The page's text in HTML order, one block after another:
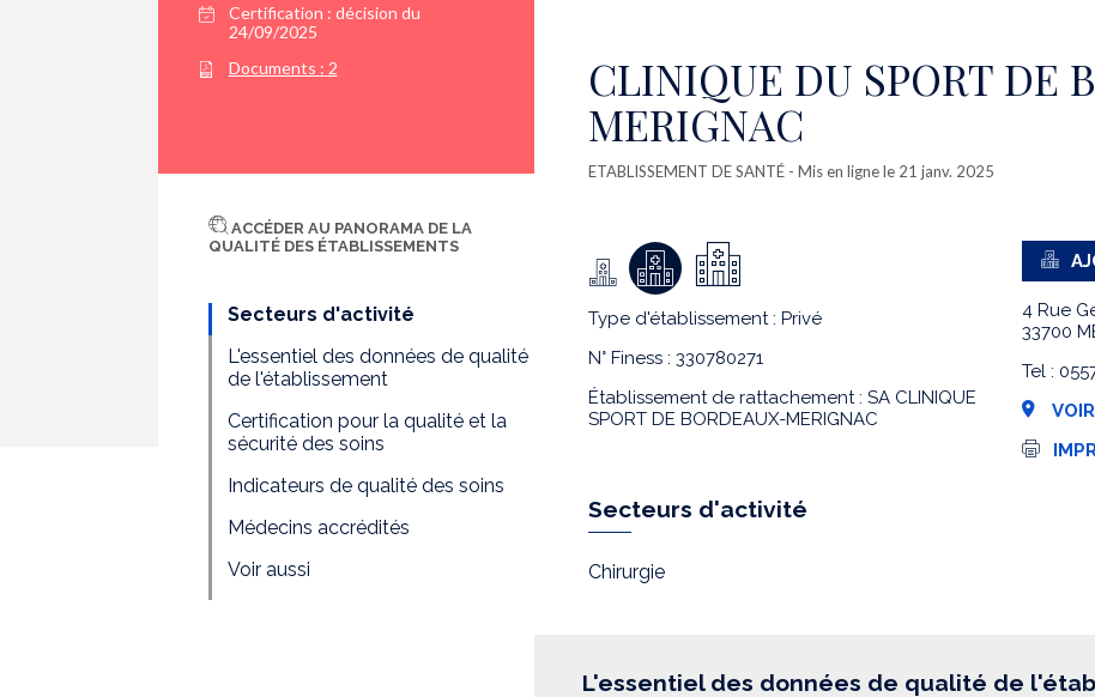
Certification : décision du
24/09/2025
Documents : 2
ACCÉDER AU PANORAMA DE LA
QUALITÉ DES ÉTABLISSEMENTS
Secteurs d'activité
L'essentiel des données de qualité
de l'établissement
Certification pour la qualité et la
sécurité des soins
Indicateurs de qualité des soins
Médecins accrédités
Voir aussi
CLINIQUE DU SPORT DE
MERIGNAC
ETABLISSEMENT DE SANTÉ - Mis en ligne le 21 janv. 2025
Type d'établissement : Privé
N° Finess : 330780271
Établissement de rattachement : SA CLINIQUE
SPORT DE BORDEAUX-MERIGNAC
4 Rue
33700
Tel :
I
Secteurs d'activité
Chirurgie
L'essentiel des données de qualité de